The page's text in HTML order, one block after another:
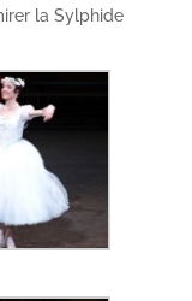
la Sylphide